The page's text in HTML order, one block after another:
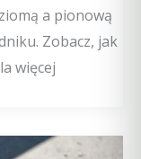
a pionową
Zobacz, jak
więcej